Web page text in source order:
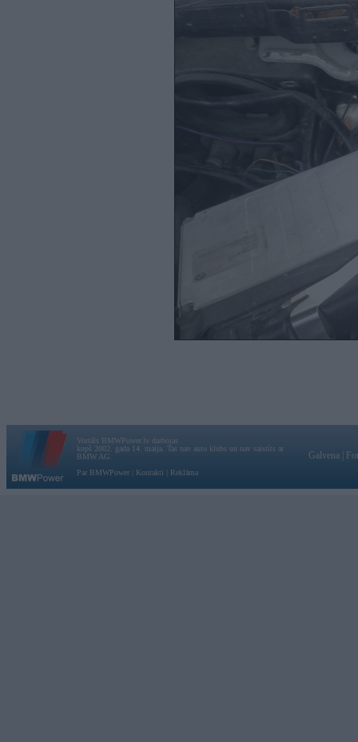
Vortāls BMWPower.lv darbojas
kopš 2002. gada 14. maija. Tas nav auto klubs un nav saistīts ar
BMW AG.
Par BMWPower
Kontakti Reklāma
Galvena